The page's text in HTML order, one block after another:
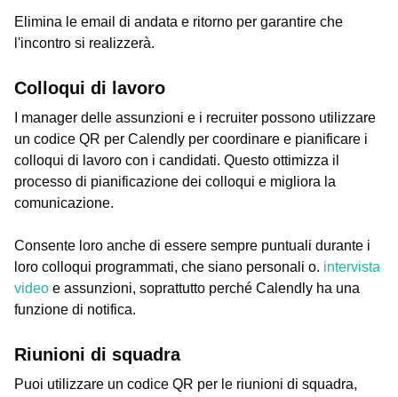
Elimina le email di andata e ritorno per garantire che
l'incontro si realizzerà.
Colloqui di lavoro
I manager delle assunzioni e i recruiter possono utilizzare
un codice QR per Calendly per coordinare e pianificare i
colloqui di lavoro con i candidati. Questo ottimizza il
processo di pianificazione dei colloqui e migliora la
comunicazione.
Consente loro anche di essere sempre puntuali durante i
loro colloqui programmati, che siano personali o. intervista
video e assunzioni, soprattutto perché Calendly ha una
funzione di notifica.
Riunioni di squadra
Puoi utilizzare un codice QR per le riunioni di squadra,